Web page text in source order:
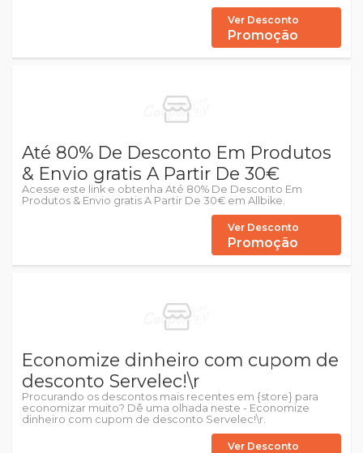
Ver Desconto
Promoção
Até 80% De Desconto Em Produtos
& Envio gratis A Partir De 30€
Acesse este link e obtenha Até 80% De Desconto Em
Produtos & Envio gratis A Partir De 30€ em Allbike.
Ver Desconto
Promoção
Economize dinheiro com cupom de
desconto Servelec!\r
Procurando os descontos mais recentes em {store} para
economizar muito? Dê uma olhada neste - Economize
dinheiro com cupom de desconto Servelec!\r.
Ver Desconto